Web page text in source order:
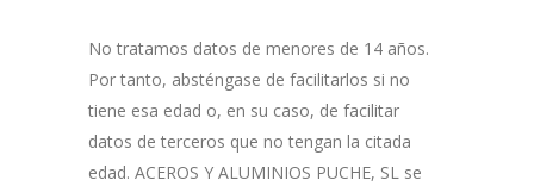
No tratamos datos de menores de 14 años.
Por tanto, absténgase de facilitarlos si no
tiene esa edad o, en su caso, de facilitar
datos de terceros que no tengan la citada
edad. ACEROS Y ALUMINIOS PUCHE, SL se